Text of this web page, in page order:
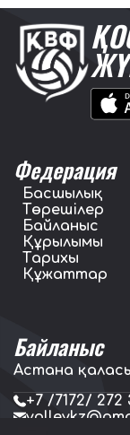
Федерация
Басшылық
Төрешілер
Байланыс
Құрылымы
Тарихы
Құжаттар
Байланыс
Астана
+7 /7172/ 272